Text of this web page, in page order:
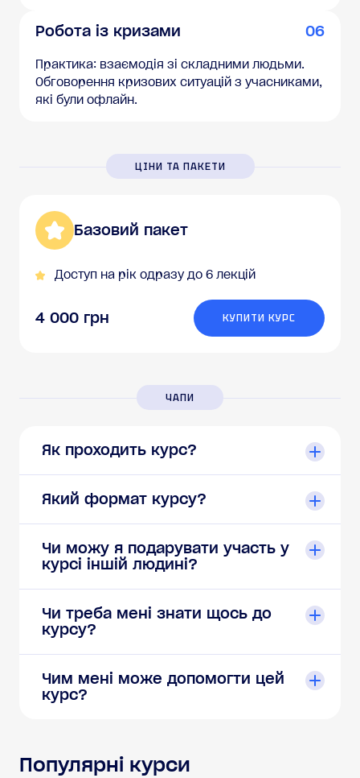
Робота із кризами 06
Практика: взаємодія зі складними людьми.
Обговорення кризових ситуацій з учасниками,
які були офлайн.
ЦІНИ ТА ПАКЕТИ
Базовий пакет
Доступ на рік одразу до 6 лекцій
4 000 грн КУПИТИ КУРС
ЧАПИ
Як проходить курс?
Який формат курсу?
Чи можу я подарувати участь у
курсі іншій людині?
Чи треба мені знати щось до
курсу?
Чим мені може допомогти цей
курс?
Популярні курси